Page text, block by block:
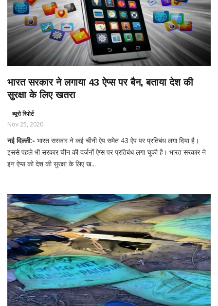
भारत सरकार ने लगाया 43 ऐप्स पर बैन, बताया देश की
सुरक्षा के लिए खतरा
ब्यूरो रिपोर्ट
Nov 25, 2020
नई दिल्ली:- भारत सरकार ने कई चीनी ऐप समेत 43 ऐप पर प्रतिबंध लगा दिया है।
इससे पहले भी सरकार चीन की दर्जनों ऐप्स पर प्रतिबंध लगा चुकी है। भारत सरकार ने
इन ऐप्स को देश की सुरक्षा के लिए ख...